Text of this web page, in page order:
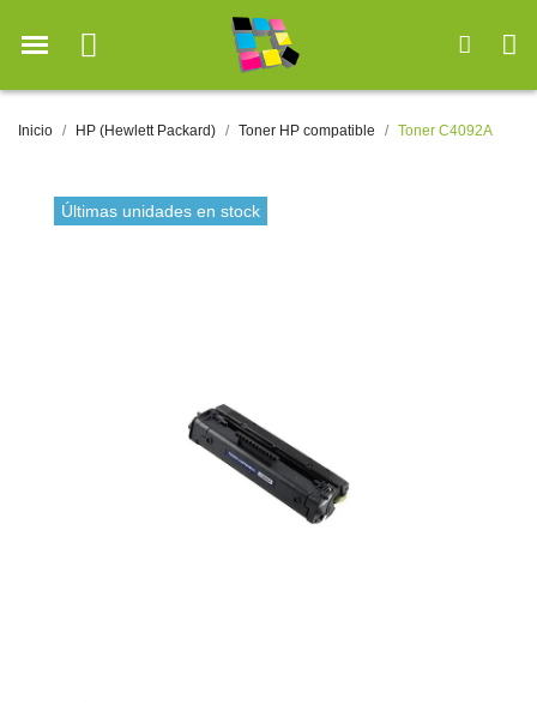
Inicio HP (Hewlett Packard) Toner HP compatible Toner C4092A
Últimas unidades en stock